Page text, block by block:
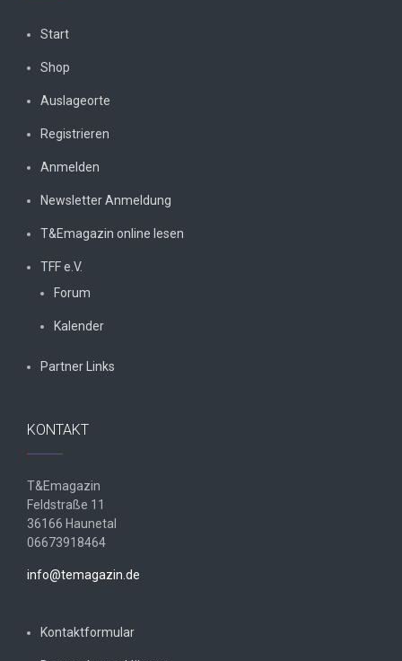
Start
Shop
Auslageorte
Registrieren
Anmelden
Newsletter Anmeldung
T&Emagazin online lesen
TFF e.V.
Forum
Kalender
Partner Links
KONTAKT
T&Emagazin
Feldstraße 11
36166 Haunetal
06673918464
info@temagazin.de
Kontaktformular